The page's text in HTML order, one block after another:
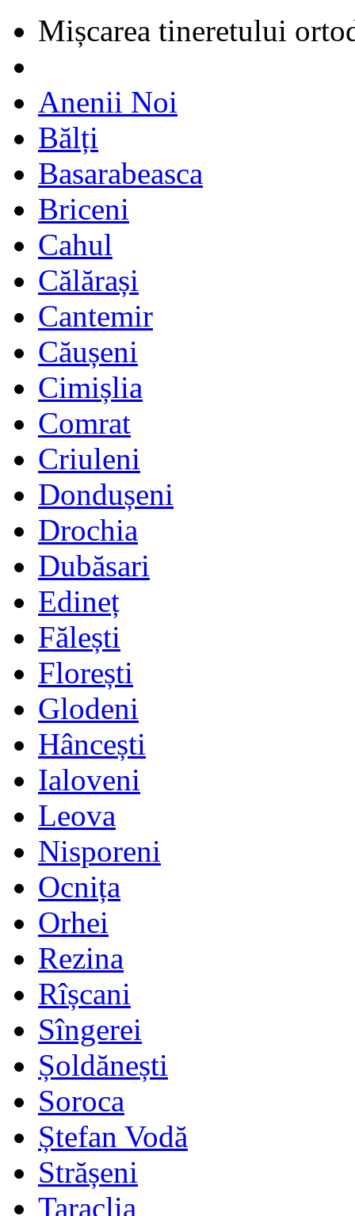
Mișcarea tineretului
Anenii Noi
Bălți
Basarabeasca
Briceni
Cahul
Călărași
Cantemir
Căușeni
Cimișlia
Comrat
Criuleni
Dondușeni
Drochia
Dubăsari
Edineț
Fălești
Florești
Glodeni
Hâncești
Ialoveni
Leova
Nisporeni
Ocnița
Orhei
Rezina
Rîșcani
Sîngerei
Șoldănești
Soroca
Ștefan Vodă
Strășeni
Taraclia